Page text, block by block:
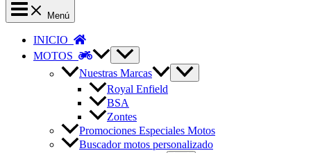
Menú
INICIO
MOTOS
Nuestras Marcas
Royal Enfield
BSA
Zontes
Promociones Especiales Motos
Buscador motos personalizado